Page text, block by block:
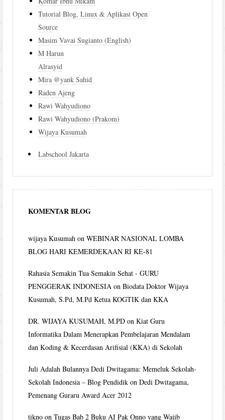
Tutorial Blog, Linux & Aplikasi Open
Source
Masim Vavai Sugianto (English)
M Harun
Alrasyid
Mira @yank Sahid
Raden Ajeng
Rawi Wahyudiono
Rawi Wahyudiono (Prakom)
Wijaya Kusumah
Labschool Jakarta
KOMENTAR BLOG
wijaya Kusumah onWEBINAR NASIONAL LOMBA
BLOG HARI KEMERDEKAAN RI KE-81
Rahasia Semakin Tua Semakin Sehat - GURU
PENGGERAK INDONESIA onBiodata Doktor Wijaya
Kusumah, S.Pd, M.Pd Ketua KOGTIK dan KKA
DR. WIJAYA KUSUMAH, M.PD onKiat Guru
Informatika Dalam Menerapkan Pembelajaran Mendalam
dan Koding & Kecerdasan Arifisial (KKA) di Sekolah
Juli Adalah Bulannya Dedi Dwitagama: Memeluk Sekolah-
Sekolah Indonesia – Blog Pendidik onDedi Dwitagama,
Pemenang Guraru Award Acer 2012
tikno onTugas Bab 2 Buku AI Pak Onno yang Wajib